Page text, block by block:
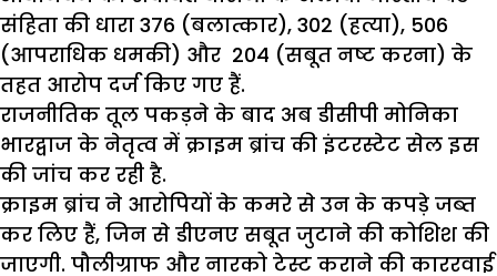
संहिता की धारा 376 (बलात्कार), 302 (हत्या), 506
(आपराधिक धमकी) और 204 (सबूत नष्ट करना) के
तहत आरोप दर्ज किए गए हैं.
राजनीतिक तूल पकड़ने के बाद अब डीसीपी मोनिका
भारद्वाज के नेतृत्व में क्राइम ब्रांच की इंटरस्टेट सेल इस
की जांच कर रही है.
क्राइम ब्रांच ने आरोपियों के कमरे से उन के कपड़े जब्त
कर लिए हैं, जिन से डीएनए सबूत जुटाने की कोशिश की
जाएगी. पौलीग्राफ और नारको टेस्ट कराने की काररवाई